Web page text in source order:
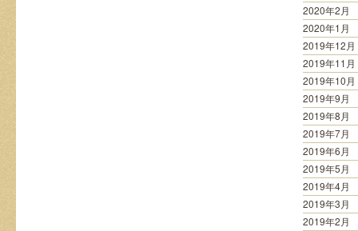
2020年2月
2020年1月
2019年12月
2019年11月
2019年10月
2019年9月
2019年8月
2019年7月
2019年6月
2019年5月
2019年4月
2019年3月
2019年2月